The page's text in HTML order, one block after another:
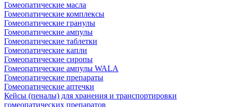
Гомеопатические масла
Гомеопатические комплексы
Гомеопатические гранулы
Гомеопатические ампулы
Гомеопатические таблетки
Гомеопатические капли
Гомеопатические сиропы
Гомеопатические ампулы WALA
Гомеопатические препараты
Гомеопатические аптечки
Кейсы (пеналы) для хранения и транспортировки
гомеопатических препаратов